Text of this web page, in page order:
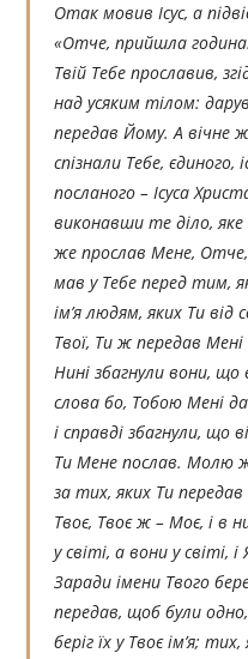
Отак мовив Ісус, а
«Отче, прийшла
Твій Тебе прославив,
над усяким тілом:
передав Йому. А
спізнали Тебе,
посланого – Ісуса
виконавши те діло,
же прослав Мене, Отче,
мав у Тебе перед тим,
ім’я людям, яких Ти від
Твої, Ти ж передав Мені
Нині збагнули вони, що
слова бо, Тобою Мені
і справді збагнули, що
Ти Мене послав. Молю
за тих, яких Ти
Твоє, Твоє ж – Моє, і в
у світі, а вони у
Заради імени Твого
передав, щоб були
беріг їх у Твоє ім’я;